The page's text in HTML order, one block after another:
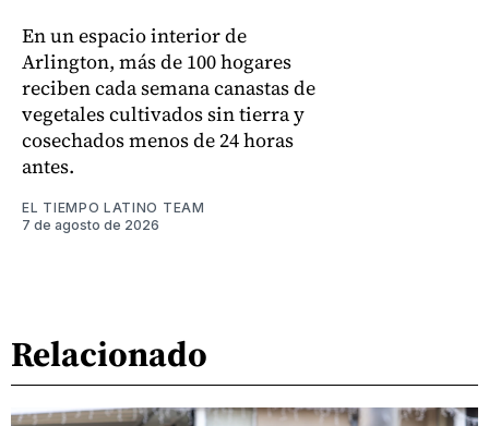
En un espacio interior de
Arlington, más de 100 hogares
reciben cada semana canastas de
vegetales cultivados sin tierra y
cosechados menos de 24 horas
antes.
EL TIEMPO LATINO TEAM
7 de agosto de 2026
Relacionado